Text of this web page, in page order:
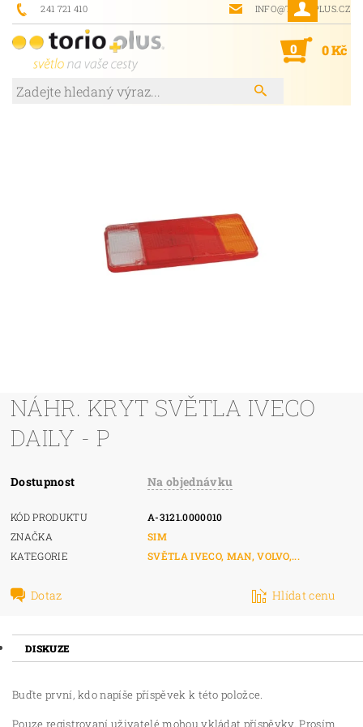
241 721 410 INFO@TORIOPLUS.CZ
0 0 Kč
NÁHR. KRYT SVĚTLA IVECO
DAILY - P
Dostupnost Na objednávku
KÓD PRODUKTU
A-3121.0000010
ZNAČKA
SIM
KATEGORIE
SVĚTLA IVECO, MAN, VOLVO,...
Dotaz Hlídat cenu
DISKUZE
Buďte první, kdo napíše příspěvek k této položce.
Pouze registrovaní uživatelé mohou vkládat příspěvky. Prosím